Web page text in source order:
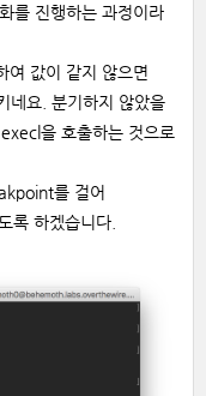
를 진행하는 과정이라
여 값이 같지 않으면
네요. 분기하지 않았을
을 호출하는 것으로
를 걸어
록 하겠습니다.